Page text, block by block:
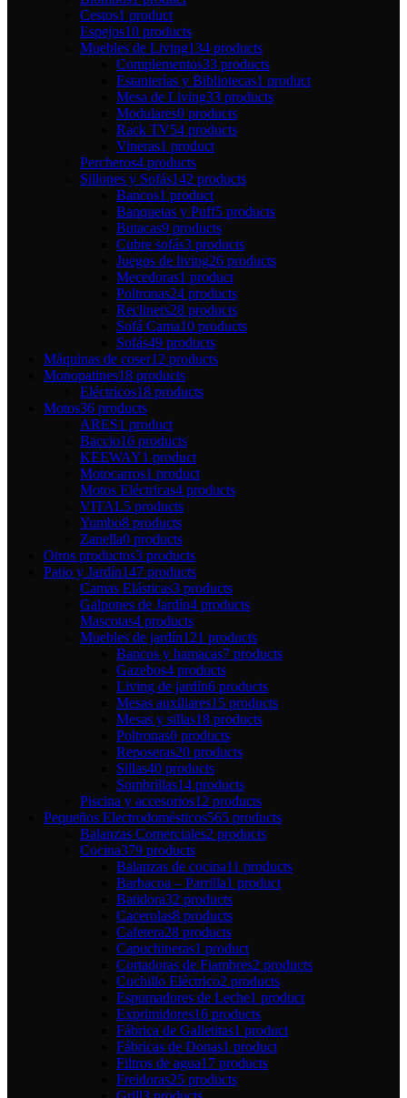
Cestos1 product
Espejos10 products
Muebles de Living134 products
Complementos33 products
Estanterías y Bibliotecas1 product
Mesa de Living33 products
Modulares0 products
Rack TV54 products
Vineras1 product
Percheros4 products
Sillones y Sofás142 products
Bancos1 product
Banquetas y Puff5 products
Butacas9 products
Cubre sofás3 products
Juegos de living26 products
Mecedoras1 product
Poltronas24 products
Recliners28 products
Sofá Cama10 products
Sofás49 products
Máquinas de coser12 products
Monopatines18 products
Eléctricos18 products
Motos36 products
ARES1 product
Baccio16 products
KEEWAY1 product
Motocarros1 product
Motos Eléctricas4 products
VITAL5 products
Yumbo8 products
Zanella0 products
Otros productos3 products
Patio y Jardín147 products
Camas Elásticas3 products
Galpones de Jardín4 products
Mascotas4 products
Muebles de jardín121 products
Bancos y hamacas7 products
Gazebos4 products
Living de jardín6 products
Mesas auxiliares15 products
Mesas y sillas18 products
Poltronas0 products
Reposeras20 products
Sillas40 products
Sombrillas14 products
Piscina y accesorios12 products
Pequeños Electrodomésticos565 products
Balanzas Comerciales2 products
Cocina379 products
Balanzas de cocina11 products
Barbacoa – Parrilla1 product
Batidora32 products
Cacerolas8 products
Cafetera28 products
Capuchineras1 product
Cortadoras de Fiambres2 products
Cuchillo Eléctrico2 products
Espumadores de Leche1 product
Exprimidores16 products
Fábrica de Galletitas1 product
Fábricas de Donas1 product
Filtros de agua17 products
Freidoras25 products